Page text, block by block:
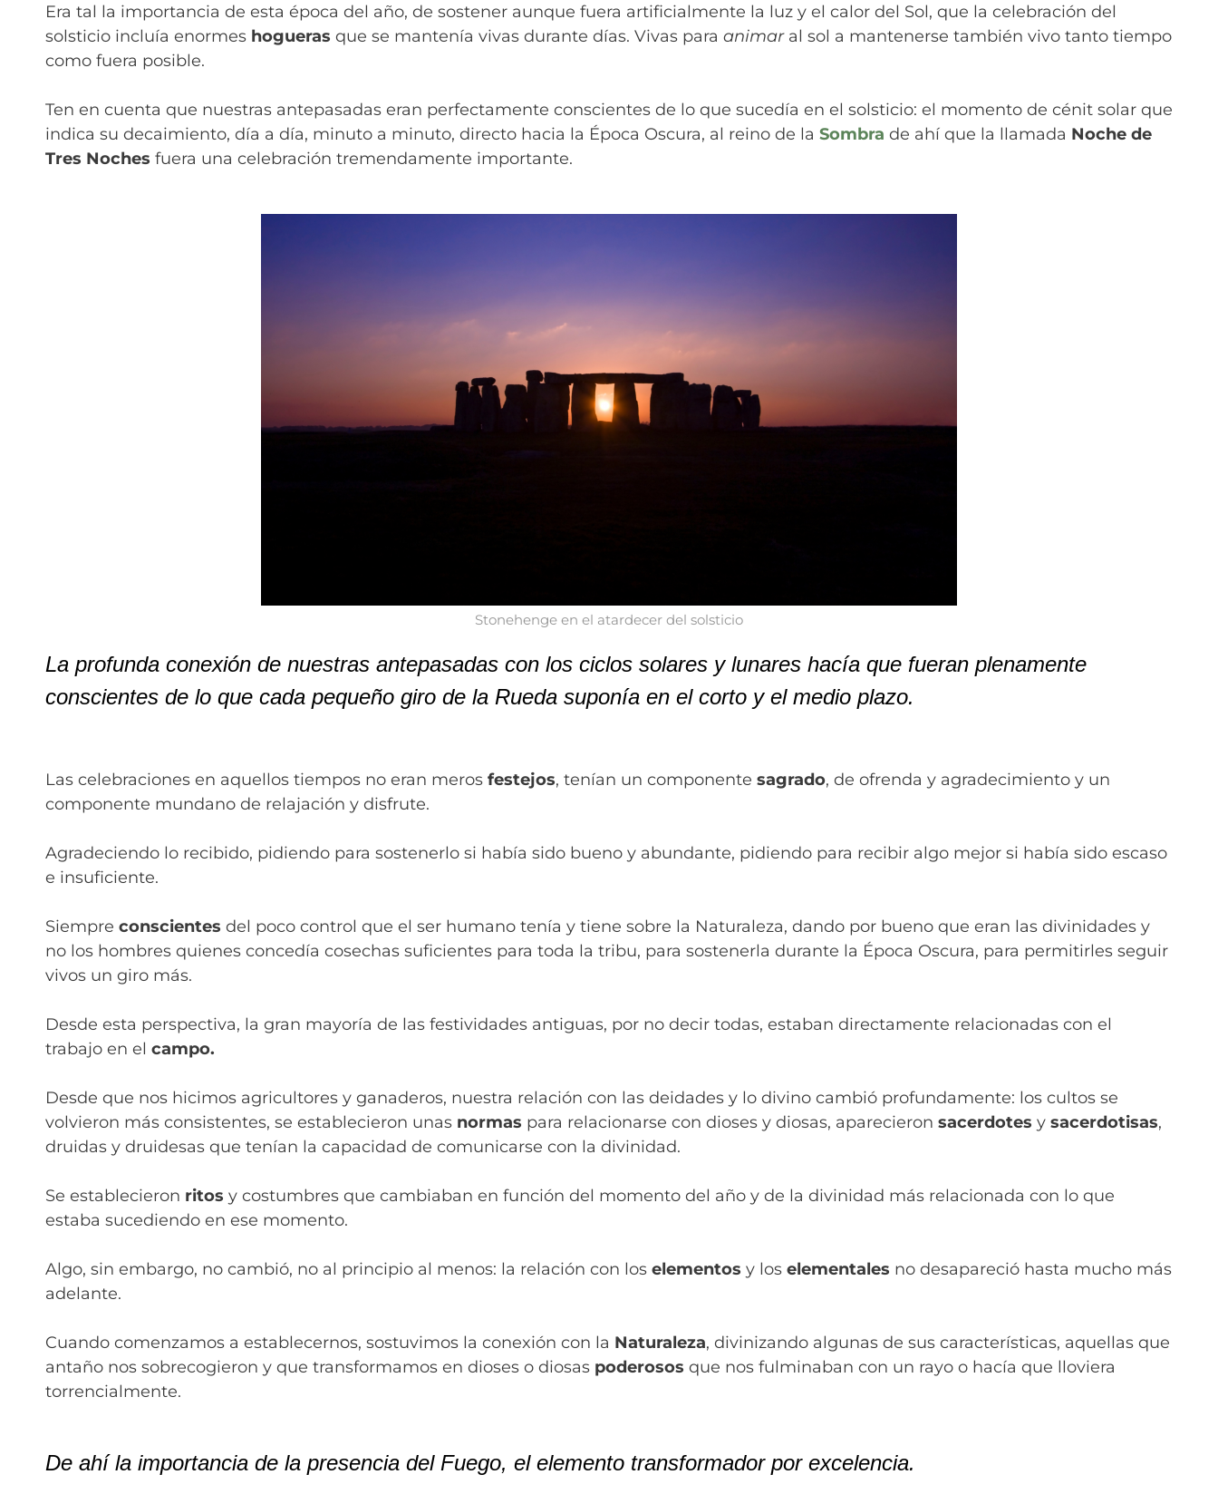
Era tal la importancia de esta época del año, de sostener aunque fuera artificialmente la luz y el calor del Sol, que la celebración del
solsticio incluía enormes hogueras que se mantenía vivas durante días. Vivas para animaral sol a mantenerse también vivo tanto tiempo
como fuera posible.
Ten en cuenta que nuestras antepasadas eran perfectamente conscientes de lo que sucedía en el solsticio: el momento de cénit solar que
indica su decaimiento, día a día, minuto a minuto, directo hacia la Época Oscura, al reino de la Sombra de ahí que la llamada Noche de
Tres Noches fuera una celebración tremendamente importante.
Stonehenge en el atardecer del solsticio
La profunda conexión de nuestras antepasadas con los ciclos solares y lunares hacía que fueran plenamente
conscientes de lo que cada pequeño giro de la Rueda suponía en el corto y el medio plazo.
Las celebraciones en aquellos tiempos no eran meros festejos, tenían un componente sagrado, de ofrenda y agradecimiento y un
componente mundano de relajación y disfrute.
Agradeciendo lo recibido, pidiendo para sostenerlo si había sido bueno y abundante, pidiendo para recibir algo mejor si había sido escaso
e insuficiente.
Siempre conscientes del poco control que el ser humano tenía y tiene sobre la Naturaleza, dando por bueno que eran las divinidades y
no los hombres quienes concedía cosechas suficientes para toda la tribu, para sostenerla durante la Época Oscura, para permitirles seguir
vivos un giro más.
Desde esta perspectiva, la gran mayoría de las festividades antiguas, por no decir todas, estaban directamente relacionadas con el
trabajo en el campo.
Desde que nos hicimos agricultores y ganaderos, nuestra relación con las deidades y lo divino cambió profundamente: los cultos se
volvieron más consistentes, se establecieron unas normas para relacionarse con dioses y diosas, aparecieron sacerdotes y sacerdotisas,
druidas y druidesas que tenían la capacidad de comunicarse con la divinidad.
Se establecieron ritos y costumbres que cambiaban en función del momento del año y de la divinidad más relacionada con lo que
estaba sucediendo en ese momento.
Algo, sin embargo, no cambió, no al principio al menos: la relación con los elementos y los elementales no desapareció hasta mucho más
adelante.
Cuando comenzamos a establecernos, sostuvimos la conexión con la Naturaleza, divinizando algunas de sus características, aquellas que
antaño nos sobrecogieron y que transformamos en dioses o diosas poderosos que nos fulminaban con un rayo o hacía que lloviera
torrencialmente.
De ahí la importancia de la presencia del Fuego, el elemento transformador por excelencia.